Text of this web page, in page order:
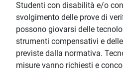
Studenti con disabilità e/o
svolgimento delle prove di
possono giovarsi delle
strumenti compensativi e
previste dalla normativa.
misure vanno richiesti e